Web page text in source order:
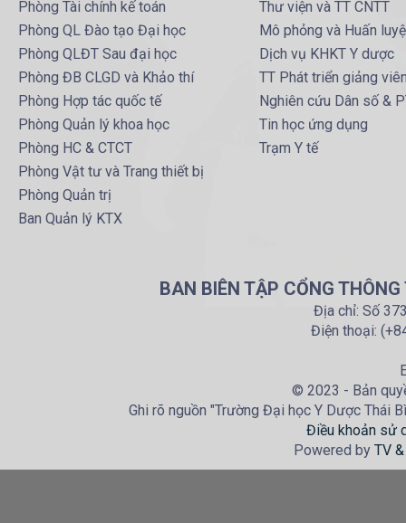
Phòng Tài chính kế toán
Phòng QL Đào tạo Đại học
Phòng QLĐT Sau đại học
Phòng ĐB CLGD và Khảo thí
Phòng Hợp tác quốc tế
Phòng Quản lý khoa học
Phòng HC & CTCT
Phòng Vật tư và Trang thiết bị
Phòng Quản trị
Ban Quản lý KTX
Thư viện và TT CNTT
Mô phỏng và Huấn
Dịch vụ KHKT Y dược
TT Phát triển giảng
Nghiên cứu Dân số &
Tin học ứng dụng
Trạm Y tế
BAN BIÊN TẬP CỔNG
Địa chỉ: Số
Điện thoại:
© 2023 - Bản
Ghi rõ nguồn "Trường Đại học Y Dược Thái
Điều khoản sử
Powered by TV